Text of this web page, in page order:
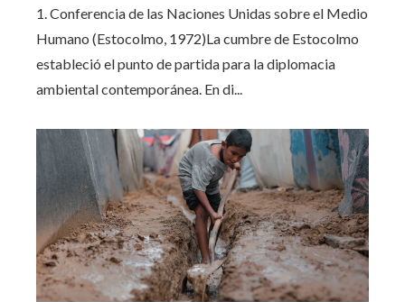
1. Conferencia de las Naciones Unidas sobre el Medio
Humano (Estocolmo, 1972)La cumbre de Estocolmo
estableció el punto de partida para la diplomacia
ambiental contemporánea. En di...